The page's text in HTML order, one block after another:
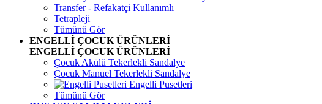
Transfer - Refakatçi Kullanımlı
Tetrapleji
Tümünü Gör
ENGELLİ ÇOCUK ÜRÜNLERİ
ENGELLİ ÇOCUK ÜRÜNLERİ
Çocuk Akülü Tekerlekli Sandalye
Çocuk Manuel Tekerlekli Sandalye
Engelli Pusetleri
Tümünü Gör